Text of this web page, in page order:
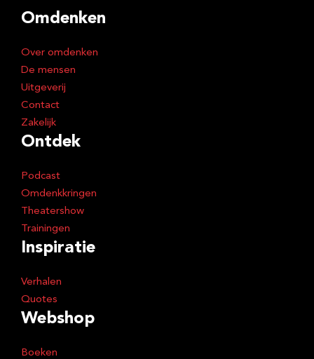
Omdenken
Over omdenken
De mensen
Uitgeverij
Contact
Zakelijk
Ontdek
Podcast
Omdenkkringen
Theatershow
Trainingen
Inspiratie
Verhalen
Quotes
Webshop
Boeken